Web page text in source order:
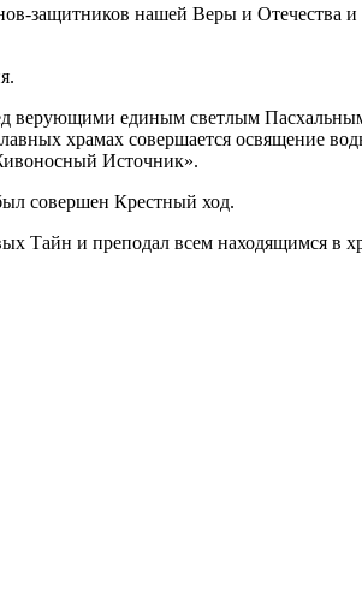
защитников нашей Веры и Отечества
верующими единым светлым
храмах совершается освящение
Источник».
совершен Крестный ход.
Тайн и преподал всем находящимся в